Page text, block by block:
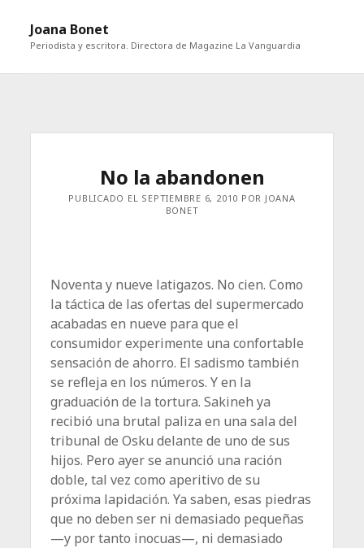
Joana Bonet
Periodista y escritora. Directora de Magazine La Vanguardia
No la abandonen
PUBLICADO EL SEPTIEMBRE 6, 2010 POR JOANA
BONET
Noventa y nueve latigazos. No cien. Como
la táctica de las ofertas del supermercado
acabadas en nueve para que el
consumidor experimente una confortable
sensación de ahorro. El sadismo también
se refleja en los números. Y en la
graduación de la tortura. Sakineh ya
recibió una brutal paliza en una sala del
tribunal de Osku delante de uno de sus
hijos. Pero ayer se anunció una ración
doble, tal vez como aperitivo de su
próxima lapidación. Ya saben, esas piedras
que no deben ser ni demasiado pequeñas
—y por tanto inocuas—, ni demasiado